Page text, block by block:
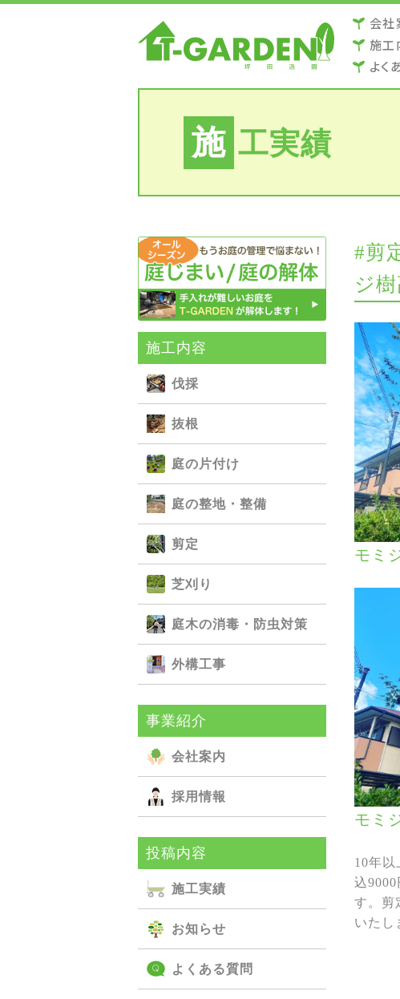
会社
施⼯
よく
施 工実績
施⼯内容
伐採
抜根
庭の⽚付け
庭の整地・整備
剪定
芝刈り
庭⽊の消毒・防⾍対策
外構⼯事
事業紹介
会社案内
採用情報
投稿内容
施⼯実績
お知らせ
よくある質問
#剪
ジ
モミ
モミ
10年
込
す。剪
いたし